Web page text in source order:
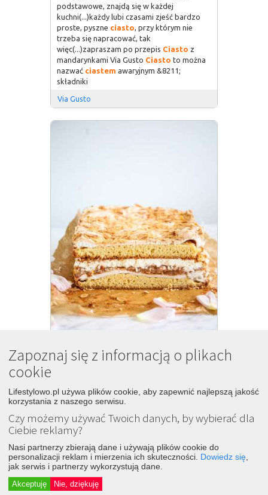
podstawowe, znajdą się w każdej
kuchni(...)każdy lubi czasami zjeść bardzo
proste, pyszne ciasto, przy którym nie
trzeba się napracować, tak
więc(...)zapraszam po przepis Ciasto z
mandarynkami Via Gusto Ciasto to można
nazwać ciastem awaryjnym &8211;
składniki
Via Gusto
Kostka z rabarbarem 73
8 lat temu
Śledź
Dodaj
idealna propozycja na nadchodzący Dzień
migdałowym wykończeniem, przełożone
rabarbarowym musem(...)google_ad_height
= 90; Składniki na
ciasto
260 g miękkiego masła(...)Krótko
Zapoznaj się z informacją o plikach
cookie
Lifestylowo.pl używa plików cookie, aby zapewnić najlepszą jakość
korzystania z naszego serwisu.
Czy możemy używać Twoich danych, by wybierać dla
Ciebie reklamy?
Nasi partnerzy zbierają dane i używają plików cookie do
personalizacji reklam i mierzenia ich skuteczności. Dowiedz się
jak serwis i partnerzy wykorzystują dane.
Akceptuję Nie, dziękuję